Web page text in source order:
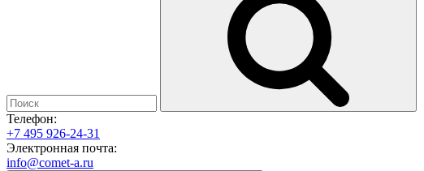
Телефон:
+7 495 926-24-31
Электронная почта:
info@comet-a.ru